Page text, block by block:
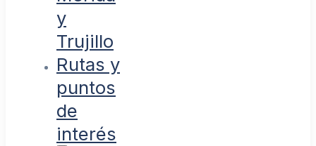
y
Trujillo
Rutas y
puntos
de
interés